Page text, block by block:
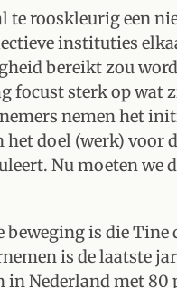
te rooskleurig een
instituties
bereikt zou
focust sterk op wat
nemen het
doel (werk) voor
Nu moeten we
beweging is die Tine
is de laatste
Nederland met 80